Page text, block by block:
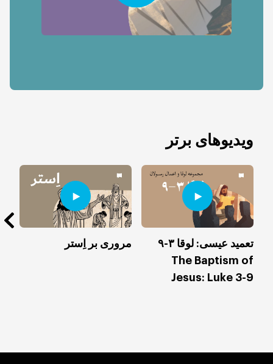
ویدیوهای برتر
تعمید عیسی: لوقا ۳-۹
The Baptism of
Jesus: Luke 3-9
مروری بر اِستر